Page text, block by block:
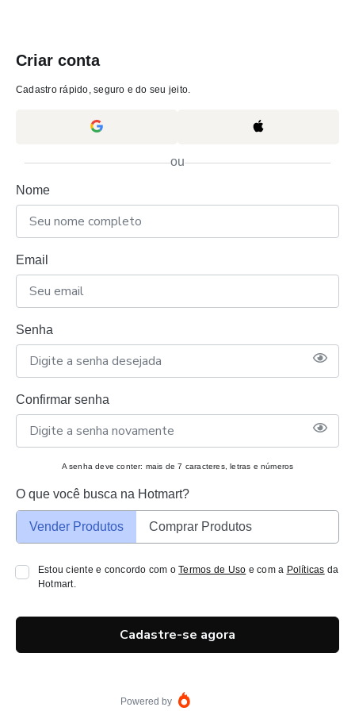
Criar conta
Cadastro rápido, seguro e do seu jeito.
ou
Nome
Email
Senha
Confirmar senha
A senha deve conter: mais de 7 caracteres, letras e números
O que você busca na Hotmart?
Vender Produtos Comprar Produtos
Estou ciente e concordo com oTermos de Uso e com a Políticas da
Hotmart.
Cadastre-se agora
Powered by